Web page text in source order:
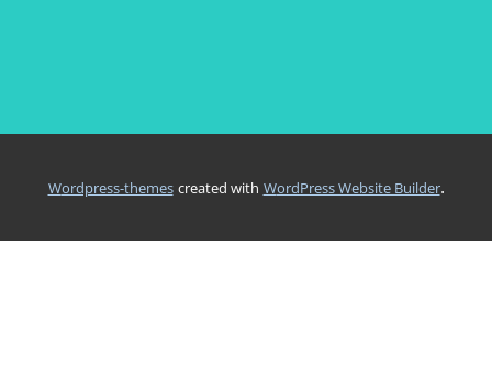
wordpress-themes created with WordPress Website Builder.